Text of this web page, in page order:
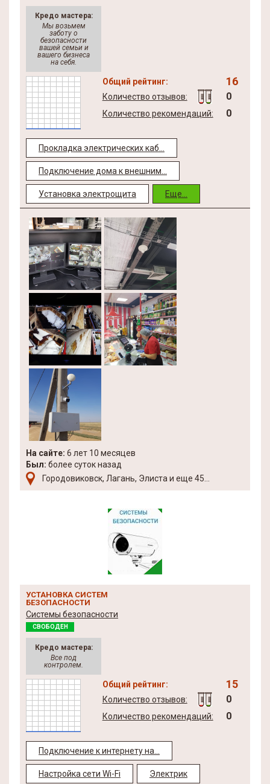
Кредо мастера:
Мы возьмем
заботу о
безопасности
вашей семьи и
вашего бизнеса
на себя.
Общий рейтинг: 16
Количество отзывов: 0
Количество рекомендаций: 0
Прокладка электрических каб...
Подключение дома к внешним...
Установка электрощита Еще...
На сайте: 6 лет 10 месяцев
Был: более суток назад
Городовиковск, Лагань, Элиста и еще 45...
УСТАНОВКА СИСТЕМ
БЕЗОПАСНОСТИ
Системы безопасности
СВОБОДЕН
Кредо мастера:
Все под
контролем.
Общий рейтинг: 15
Количество отзывов: 0
Количество рекомендаций: 0
Подключение к интернету на...
Настройка сети Wi-Fi Электрик